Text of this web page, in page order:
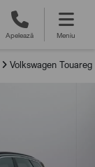
Apelează Meniu
Volkswagen